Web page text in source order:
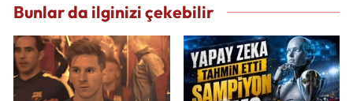
Bunlar da ilginizi çekebilir